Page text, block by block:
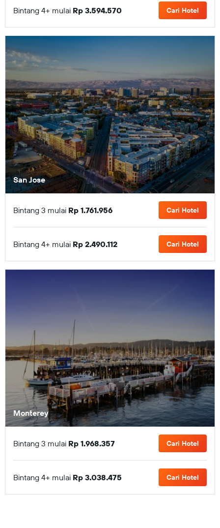
Bintang 4+ mulai Rp 3.594.570 Cari Hotel
San Jose
Bintang 3 mulai Rp 1.761.956 Cari Hotel
Bintang 4+ mulai Rp 2.490.112 Cari Hotel
Monterey
Bintang 3 mulai Rp 1.968.357 Cari Hotel
Bintang 4+ mulai Rp 3.038.475 Cari Hotel